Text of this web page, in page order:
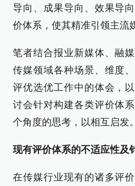
导向、成果导向、效果导
价体系，使其精准引领主流
笔者结合报业新媒体、融
传媒领域各种场景、维度
评优选优工作中的体会，
讨会针对构建各类评价体
个角度的思考，以相互启发。
现有评价体系的不适应性及
在传媒行业现有的诸多评